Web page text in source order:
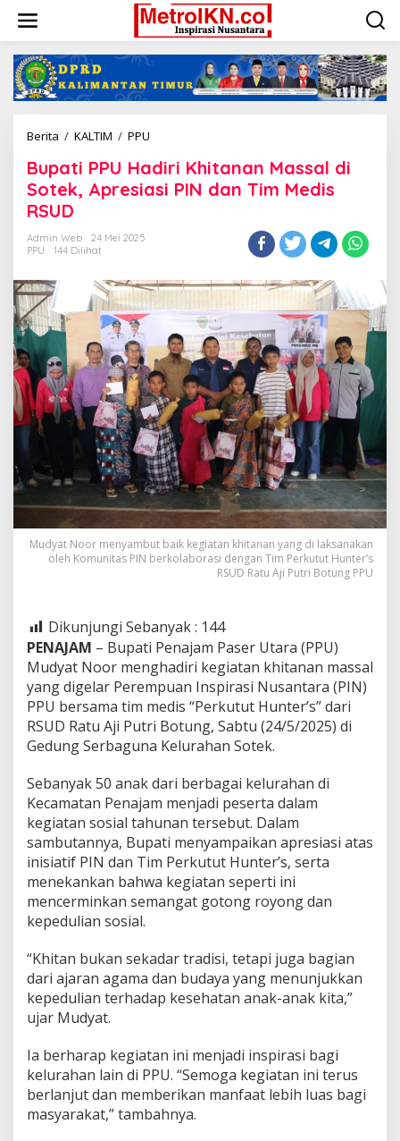
konten
Berita / KALTIM / PPU
Hadiri
Khitanan
Massal
dan
Tim
Medis
Bupati PPU Hadiri Khitanan Massal di
Sotek, Apresiasi PIN dan Tim Medis
RSUD
Admin Web
24 Mei 2025
PPU
144 Dilihat
Mudyat Noor menyambut baik kegiatan khitanan yang di laksanakan
oleh Komunitas PIN berkolaborasi dengan Tim Perkutut Hunter’s
RSUD Ratu Aji Putri Botung PPU
Dikunjungi Sebanyak : 144
PENAJAM – Bupati Penajam Paser Utara (PPU)
Mudyat Noor menghadiri kegiatan khitanan massal
yang digelar Perempuan Inspirasi Nusantara (PIN)
PPU bersama tim medis “Perkutut Hunter’s” dari
RSUD Ratu Aji Putri Botung, Sabtu (24/5/2025) di
Gedung Serbaguna Kelurahan Sotek.
Sebanyak 50 anak dari berbagai kelurahan di
Kecamatan Penajam menjadi peserta dalam
kegiatan sosial tahunan tersebut. Dalam
sambutannya, Bupati menyampaikan apresiasi atas
inisiatif PIN dan Tim Perkutut Hunter’s, serta
menekankan bahwa kegiatan seperti ini
mencerminkan semangat gotong royong dan
kepedulian sosial.
“Khitan bukan sekadar tradisi, tetapi juga bagian
dari ajaran agama dan budaya yang menunjukkan
kepedulian terhadap kesehatan anak-anak kita,”
ujar Mudyat.
Ia berharap kegiatan ini menjadi inspirasi bagi
kelurahan lain di PPU. “Semoga kegiatan ini terus
berlanjut dan memberikan manfaat lebih luas bagi
masyarakat,” tambahnya.